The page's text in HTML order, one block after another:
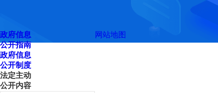
政府信息
公开指南
政府信息
公开制度
法定主动
公开内容
网站地图